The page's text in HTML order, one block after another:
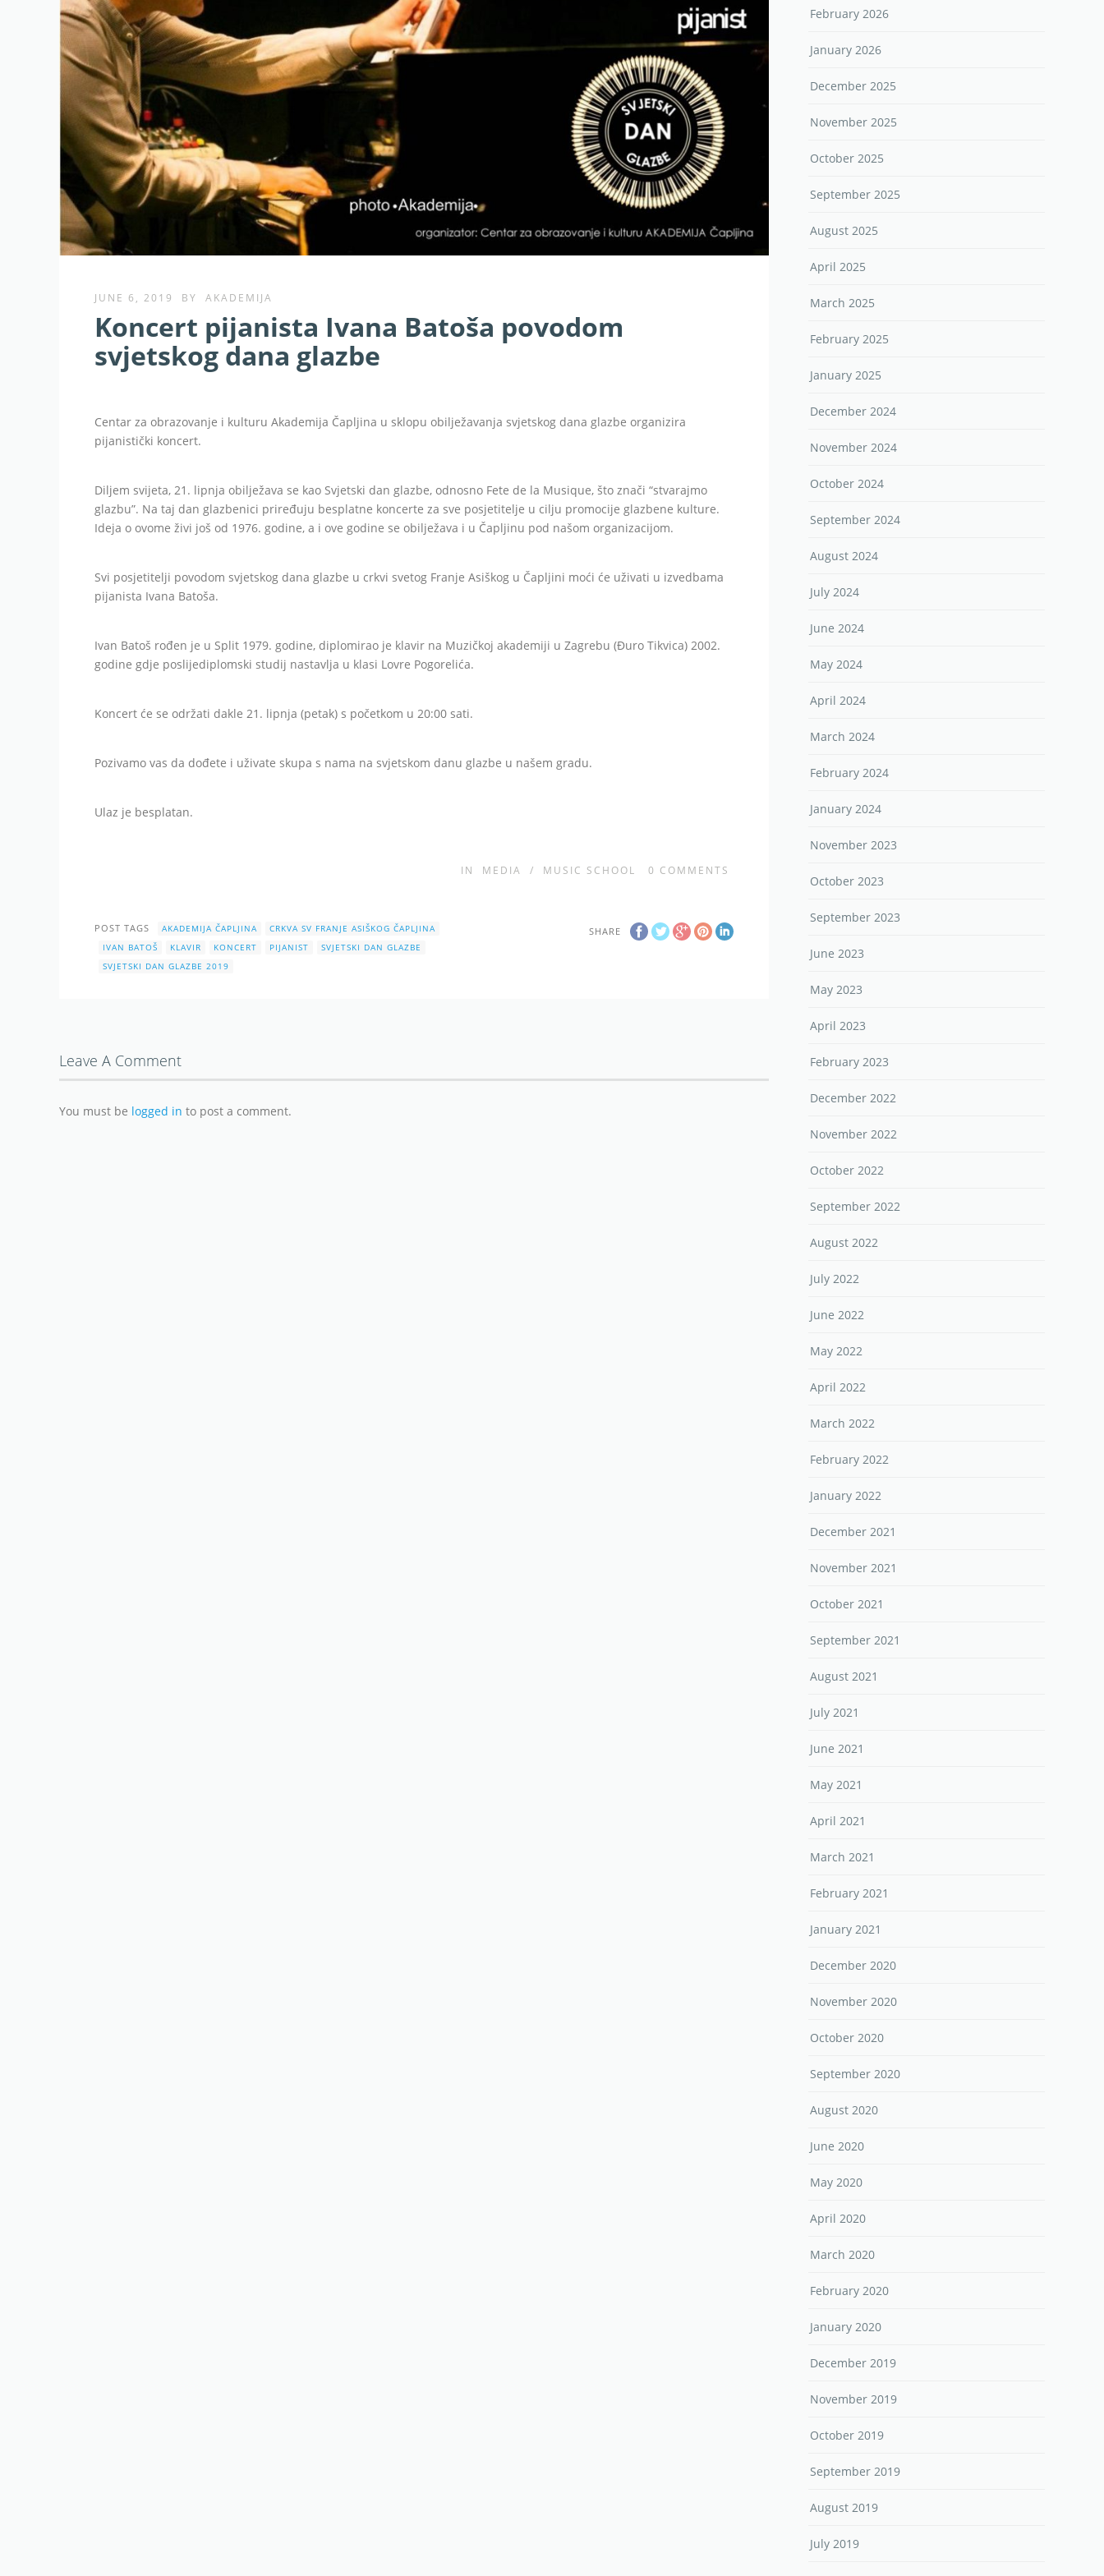
JUNE 6, 2019 BY AKADEMIJA
Koncert pijanista Ivana Batoša povodom
svjetskog dana glazbe
Centar za obrazovanje i kulturu Akademija Čapljina u sklopu obilježavanja svjetskog dana glazbe organizira
pijanistički koncert.
Diljem svijeta, 21. lipnja obilježava se kao Svjetski dan glazbe, odnosno Fete de la Musique, što znači “stvarajmo
glazbu”. Na taj dan glazbenici priređuju besplatne koncerte za sve posjetitelje u cilju promocije glazbene kulture.
Ideja o ovome živi još od 1976. godine, a i ove godine se obilježava i u Čapljinu pod našom organizacijom.
Svi posjetitelji povodom svjetskog dana glazbe u crkvi svetog Franje Asiškog u Čapljini moći će uživati u izvedbama
pijanista Ivana Batoša.
Ivan Batoš rođen je u Split 1979. godine, diplomirao je klavir na Muzičkoj akademiji u Zagrebu (Đuro Tikvica) 2002.
godine gdje poslijediplomski studij nastavlja u klasi Lovre Pogorelića.
Koncert će se održati dakle 21. lipnja (petak) s početkom u 20:00 sati.
Pozivamo vas da dođete i uživate skupa s nama na svjetskom danu glazbe u našem gradu.
Ulaz je besplatan.
IN MEDIA / MUSIC SCHOOL 0 COMMENTS
SHARE
POST TAGS AKADEMIJA ČAPLJINA
CRKVA SV FRANJE ASIŠKOG ČAPLJINA
IVAN BATOŠ
KLAVIR KONCERT PIJANIST
SVJETSKI DAN GLAZBE
SVJETSKI DAN GLAZBE 2019
Leave A Comment
You must be logged in to post a comment.
February 2026
January 2026
December 2025
November 2025
October 2025
September 2025
August 2025
April 2025
March 2025
February 2025
January 2025
December 2024
November 2024
October 2024
September 2024
August 2024
July 2024
June 2024
May 2024
April 2024
March 2024
February 2024
January 2024
November 2023
October 2023
September 2023
June 2023
May 2023
April 2023
February 2023
December 2022
November 2022
October 2022
September 2022
August 2022
July 2022
June 2022
May 2022
April 2022
March 2022
February 2022
January 2022
December 2021
November 2021
October 2021
September 2021
August 2021
July 2021
June 2021
May 2021
April 2021
March 2021
February 2021
January 2021
December 2020
November 2020
October 2020
September 2020
August 2020
June 2020
May 2020
April 2020
March 2020
February 2020
January 2020
December 2019
November 2019
October 2019
September 2019
August 2019
July 2019